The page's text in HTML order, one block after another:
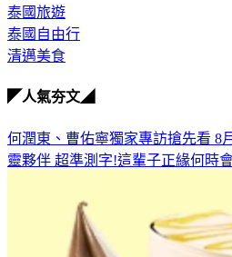
泰國旅遊
泰國自由行
清邁美食
◤人氣夯文◢
何潤東、曹佑寧獨家專訪搶先看 8
靈夥伴 超準測字!這輩子正緣何時